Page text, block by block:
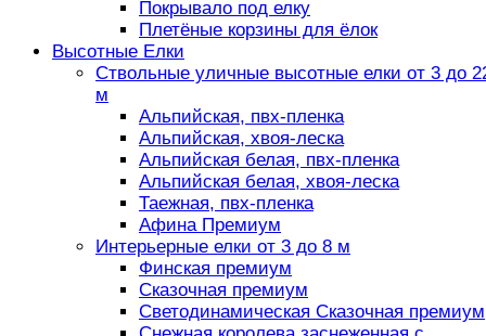
Покрывало под елку
Плетёные корзины для ёлок
Высотные Елки
Ствольные уличные высотные елки от 3 до
м
Альпийская, пвх-пленка
Альпийская, хвоя-леска
Альпийская белая, пвх-пленка
Альпийская белая, хвоя-леска
Таежная, пвх-пленка
Афина Премиум
Интерьерные елки от 3 до 8 м
Финская премиум
Сказочная премиум
Светодинамическая Сказочная премиум